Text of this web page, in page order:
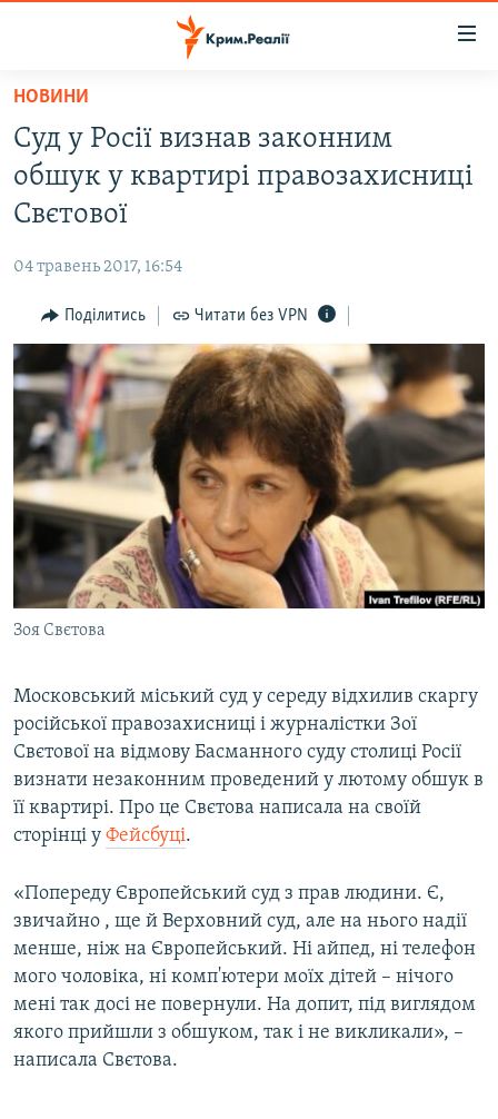
Перейти
основного
матеріалу
Перейти
до
основної
навігації
Перейти
до
пошуку
ВОДА.КРИМ
ВІДЕО ТА ФОТО
БЛОГИ
ПОГЛЯД
ІНТЕРВ'Ю
ВСЕ ЗА ДЕНЬ
СПЕЦПРОЕКТИ
ДЕПОРТАЦІЯ
ВІДЕОУРОКИ «ELIFBE»
СВІДЧЕННЯ ОКУПАЦІЇ
УКРАЇНСЬКА ПРОБЛЕМА КРИМУ
ІНФОГРАФІКА
ЯК ОБІЙТИ БЛОКУВАННЯ
Русский
Qırımtatar
ДОЛУЧАЙСЯ!
Усі сайти RFE/RL
НОВИНИ
Суд у Росії визнав законним
обшук у квартирі правозахисниці
Свєтової
04 травень 2017, 16:54
Поділитись Читати без VPN
Зоя Свєтова
Московський міський суд у середу відхилив скаргу
російської правозахисниці і журналістки Зої
Свєтової на відмову Басманного суду столиці Росії
визнати незаконним проведений у лютому обшук в
її квартирі. Про це Свєтова написала на своїй
сторінці у Фейсбуці.
«Попереду Європейський суд з прав людини. Є,
звичайно , ще й Верховний суд, але на нього надії
менше, ніж на Європейський. Ні айпед, ні телефон
мого чоловіка, ні комп'ютери моїх дітей – нічого
мені так досі не повернули. На допит, під виглядом
якого прийшли з обшуком, так і не викликали», –
написала Свєтова.